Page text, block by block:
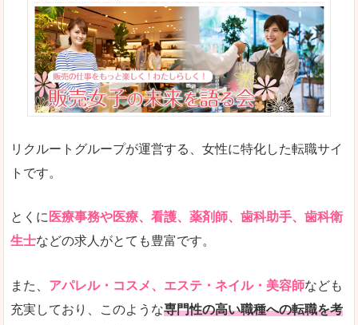
リクルートグループが運営する、女性に特化した転職サイ
トです。
とくに 医療事務や医療、看護、薬剤師、歯科助手、歯科衛
生士などの求人がとても豊富です。
また、 アパレル・コスメ、エステ・ネイル・美容師なども
充実しており、このような専門性の高い職種への転職を考